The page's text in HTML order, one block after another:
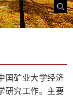
国矿业大学经济
研究工作。主要